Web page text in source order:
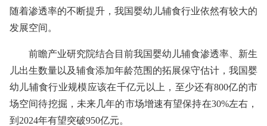
随着渗透率的不断提升，我国婴幼儿辅食行业依然有较大的
发展空间。
前瞻产业研究院结合目前我国婴幼儿辅食渗透率、新生
儿出生数量以及辅食添加年龄范围的拓展保守估计，我国婴
幼儿辅食行业规模应该在千亿元以上，至少还有800亿的市
场空间待挖掘，未来几年的市场增速有望保持在30%左右，
到2024年有望突破950亿元。